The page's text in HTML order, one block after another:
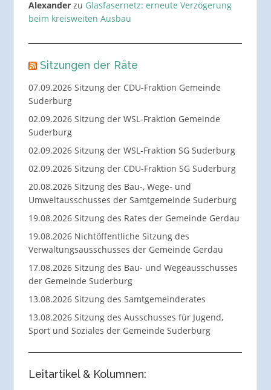
Alexanderzu Glasfasernetz: erneute Verzögerung
beim kreisweiten Ausbau
Sitzungen der Räte
07.09.2026 Sitzung der CDU-Fraktion Gemeinde
Suderburg
02.09.2026 Sitzung der WSL-Fraktion Gemeinde
Suderburg
02.09.2026 Sitzung der WSL-Fraktion SG Suderburg
02.09.2026 Sitzung der CDU-Fraktion SG Suderburg
20.08.2026 Sitzung des Bau-, Wege- und
Umweltausschusses der Samtgemeinde Suderburg
19.08.2026 Sitzung des Rates der Gemeinde Gerdau
19.08.2026 Nichtöffentliche Sitzung des
Verwaltungsausschusses der Gemeinde Gerdau
17.08.2026 Sitzung des Bau- und Wegeausschusses
der Gemeinde Suderburg
13.08.2026 Sitzung des Samtgemeinderates
13.08.2026 Sitzung des Ausschusses für Jugend,
Sport und Soziales der Gemeinde Suderburg
Leitartikel & Kolumnen: